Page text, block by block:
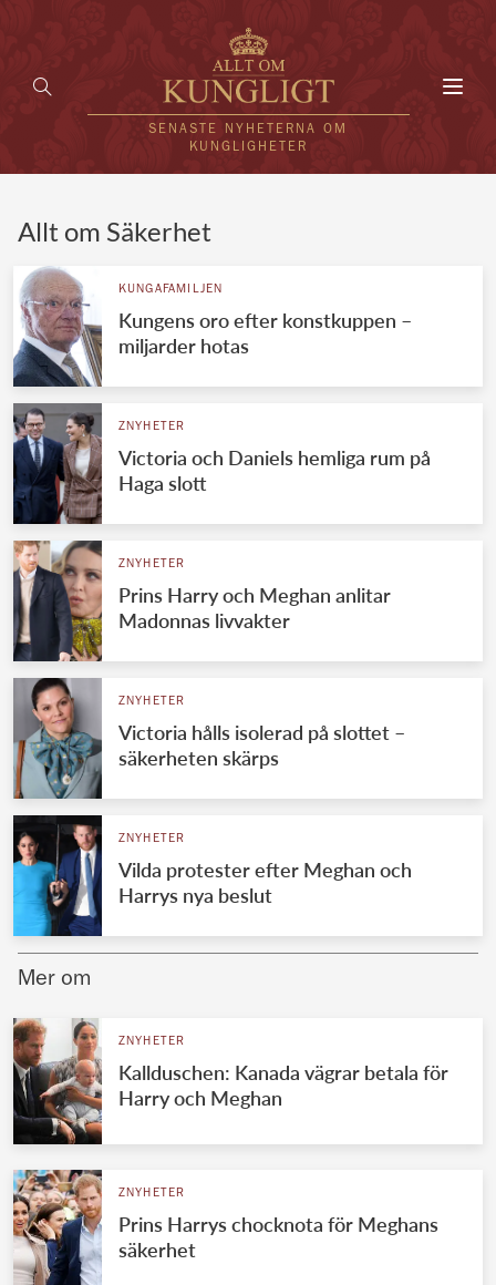
SENASTE NYHETERNA OM
KUNGLIGHETER
UTLÄNDSKT
VÄRLDENS KUNGAHUS
Svenska kungahuset
Brittiska kungahuset
Danska kungahuset
Spanska kungahuset
Jordanska kungahuset
Luxemburgska storhertighuset
Japanska kejsarhuset
Thailändska kungahuset
Marockanska kungahuset
REDAKTION
Allt om Säkerhet
KUNGAFAMILJEN
Kungens oro efter konstkuppen –
miljarder hotas
ZNYHETER
Victoria och Daniels hemliga rum på
Haga slott
ZNYHETER
Prins Harry och Meghan anlitar
Madonnas livvakter
ZNYHETER
Victoria hålls isolerad på slottet –
säkerheten skärps
ZNYHETER
Vilda protester efter Meghan och
Harrys nya beslut
Mer om
ZNYHETER
Kallduschen: Kanada vägrar betala för
Harry och Meghan
ZNYHETER
Prins Harrys chocknota för Meghans
säkerhet